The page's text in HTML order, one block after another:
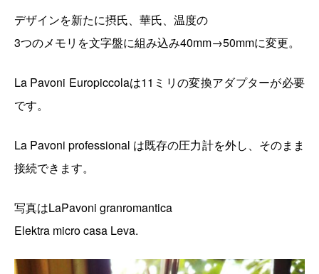
デザインを新たに摂氏、華氏、温度の
3つのメモリを文字盤に組み込み40mm→50mmに変更。
La Pavoni Europiccolaは11ミリの変換アダプターが必要
です。
La Pavoni professional は既存の圧力計を外し、そのまま
接続できます。
写真はLaPavoni granromantica
Elektra micro casa Leva.